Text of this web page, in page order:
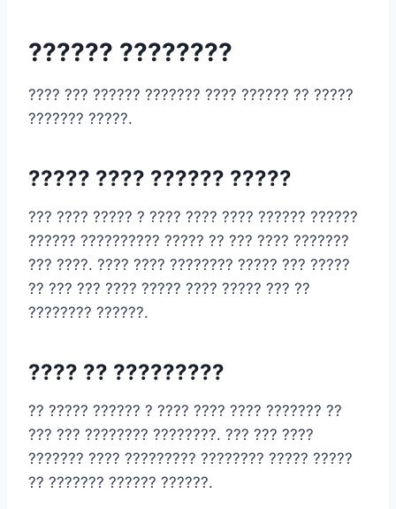
?????? ????????
???? ??? ?????? ??????? ???? ?????? ?? ?????
??????? ?????.
????? ???? ?????? ?????
??? ???? ????? ? ???? ???? ???? ?????? ??????
?????? ?????????? ????? ?? ??? ???? ???????
??? ????. ???? ???? ???????? ????? ??? ?????
?? ??? ??? ???? ????? ???? ????? ??? ??
???????? ??????.
???? ?? ?????????
?? ????? ?????? ? ???? ???? ???? ??????? ??
??? ??? ???????? ????????. ??? ??? ????
??????? ???? ????????? ???????? ????? ?????
?? ??????? ?????? ??????.